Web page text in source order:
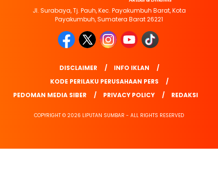
Jl. Surabaya, Tj. Pauh, Kec. Payakumbuh Barat, Kota
Payakumbuh, Sumatera Barat 26221
DISCLAIMER
INFO IKLAN
KODE PERILAKU PERUSAHAAN PERS
PEDOMAN MEDIA SIBER
PRIVACY POLICY REDAKSI
COPYRIGHT © 2026 LIPUTAN SUMBAR - ALL RIGHTS RESERVED